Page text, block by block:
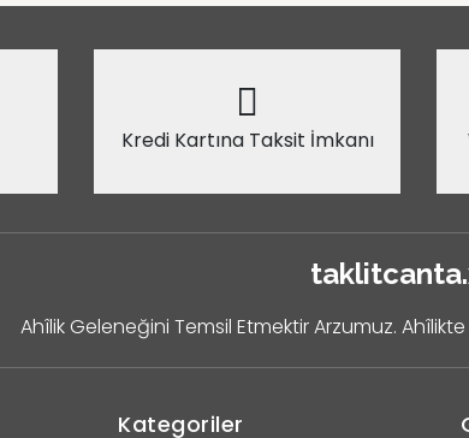
Kredi Kartına Taksit İmkanı
Ahîlik Geleneğini Temsil Etmektir Arzumuz.
Kategoriler